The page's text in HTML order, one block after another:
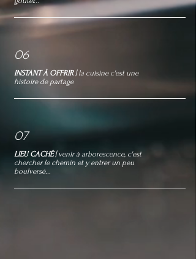
06
INSTANT À OFFRIR| la cuisine c'est une
histoire de partage
07
LIEU CACHÉ| venir à arborescence, c'est
chercher le chemin et y entrer un peu
boulversé...